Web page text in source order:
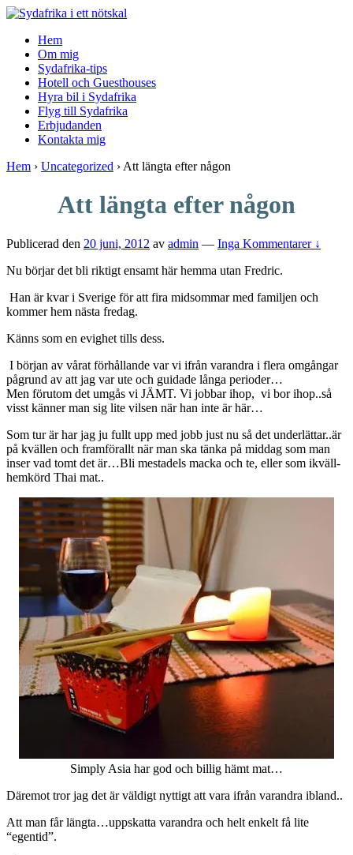
↓
Main
Content
Hem
Om mig
Sydafrika-tips
Hotell och Guesthouses
Hyra bil i Sydafrika
Flyg till Sydafrika
Erbjudanden
Kontakta mig
Hem › Uncategorized › Att längta efter någon
Att längta efter någon
Publicerad den 20 juni, 2012 av admin — Inga Kommentarer ↓
Nu börjar det bli riktigt ensamt här hemma utan Fredric.
Han är kvar i Sverige för att fira midsommar med familjen och
kommer hem nästa fredag.
Känns som en evighet tills dess.
I början av vårat förhållande var vi ifrån varandra i flera omgångar
pågrund av att jag var ute och guidade långa perioder…
Men förutom det umgås vi JÄMT. Vi jobbar ihop, vi bor ihop..så
visst känner man sig lite vilsen när han inte är här…
Som tur är har jag ju fullt upp med jobb just nu så det underlättar..är
på kvällen och framförallt när man ska tänka på middag som man
inser vad tomt det är…Bli mestadels macka och te, eller som ikväll-
hemkörd Thai mat..
Simply Asia har god och billig hämt mat…
Däremot tror jag det är väldigt nyttigt att vara ifrån varandra ibland..
Att man får längta…uppskatta varandra och helt enkelt få lite
“egentid”.